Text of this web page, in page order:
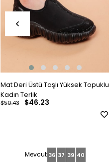
Mat Deri Üstü Taşlı Yüksek Topuklu
Kadın Terlik
$46.23
$50.43
36 37 39 40